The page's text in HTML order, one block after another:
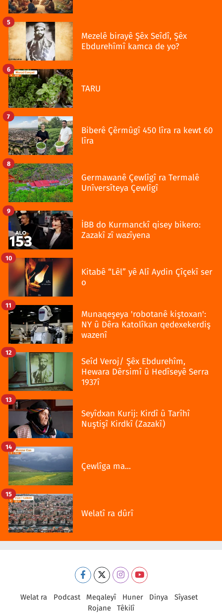
Mezelê birayê Şêx Seîdî, Şêx
Ebdurehîmî kamca de yo?
5
TARU
6
Biberê Çêrmûgî 450 lîra ra kewt 60
lîra
7
Germawanê Çewlîgî ra Termalê
Unîversîteya Çewlîgî
8
İBB do Kurmanckî qisey bikero:
Zazakî zî wazîyena
9
Kitabê “Lêl” yê Alî Aydin Çîçekî ser
o
10
Munaqeşeya 'robotanê kiştoxan':
NY û Dêra Katolîkan qedexekerdiş
wazenî
11
Seîd Veroj/ Şêx Ebdurehîm,
Hewara Dêrsimî û Hedîseyê Serra
1937î
12
Seyîdxan Kurij: Kirdî û Tarîhî
Nuştişî Kirdkî (Zazakî)
13
Çewlîga ma...
14
Welatî ra dûrî
15
Welat ra Podcast Meqaleyî Huner Dinya
Sîyaset
Rojane
Têkilî